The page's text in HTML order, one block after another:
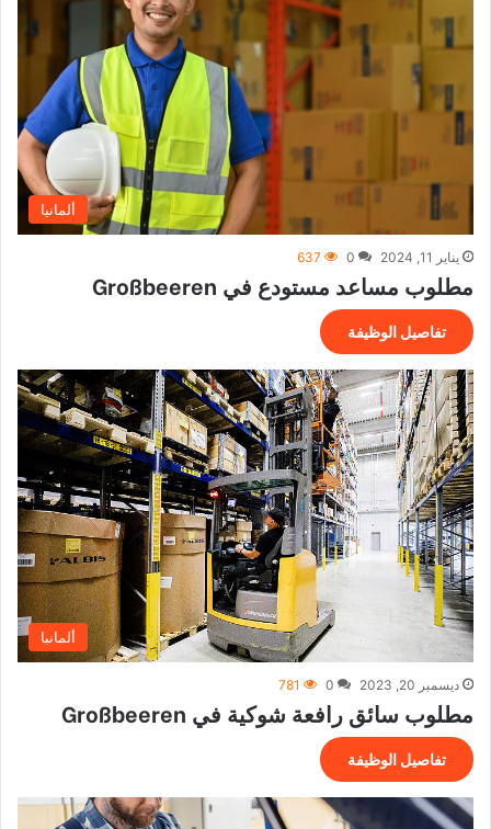
ألمانيا
يناير 11, 2024 0
637
مطلوب مساعد مستودع في Großbeeren
تفاصيل الوظيفة
ألمانيا
ديسمبر 20, 2023 0
781
مطلوب سائق رافعة شوكية في Großbeeren
تفاصيل الوظيفة